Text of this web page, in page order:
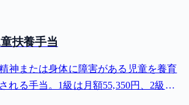
扶養手当
神または身体に障害がある児童を養育
れる手当。1級は月額55,350円、2級は